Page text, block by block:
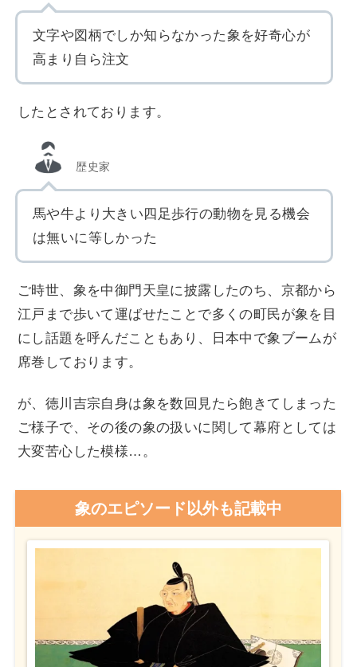
文字や図柄でしか知らなかった象を好奇心が
高まり自ら注文
したとされております。
歴史家
馬や牛より大きい四足歩行の動物を見る機会
は無いに等しかった
ご時世、象を中御門天皇に披露したのち、京都から
江戸まで歩いて運ばせたことで多くの町民が象を目
にし話題を呼んだこともあり、日本中で象ブームが
席巻しております。
が、徳川吉宗自身は象を数回見たら飽きてしまった
ご様子で、その後の象の扱いに関して幕府としては
大変苦心した模様…。
象のエピソード以外も記載中